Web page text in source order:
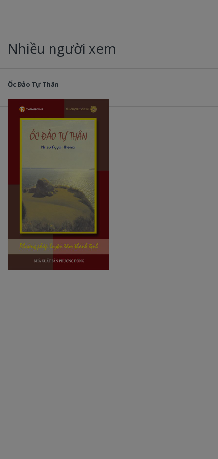
Nhiều người xem
Ốc Đảo Tự Thân